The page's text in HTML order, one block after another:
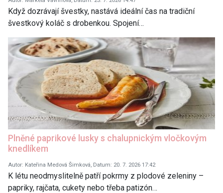
Když dozrávají švestky, nastává ideální čas na tradiční
švestkový koláč s drobenkou. Spojení…
Plněné paprikové lusky s chalupnickým vločkovým
knedlíkem
Autor: Kateřina Medová Šimková, Datum: 20. 7. 2026 17:42
K létu neodmyslitelně patří pokrmy z plodové zeleniny –
papriky, rajčata, cukety nebo třeba patizón…